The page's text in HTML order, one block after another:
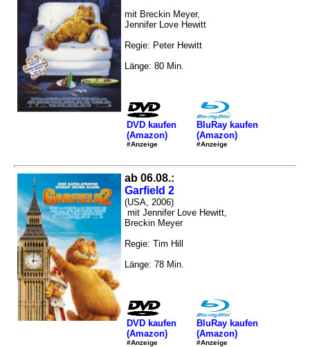
mit Breckin Meyer,
Jennifer Love Hewitt
Regie: Peter Hewitt
Länge: 80 Min.
DVD kaufen
(Amazon)
#Anzeige
BluRay kaufen
(Amazon)
#Anzeige
ab 06.08.:
Garfield 2
(USA, 2006)
mit Jennifer Love Hewitt,
Breckin Meyer
Regie: Tim Hill
Länge: 78 Min.
DVD kaufen
(Amazon)
#Anzeige
BluRay kaufen
(Amazon)
#Anzeige